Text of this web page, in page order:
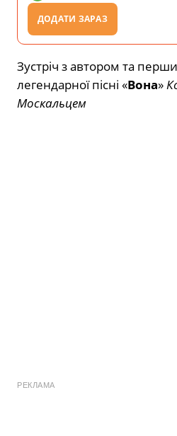
ДОДАТИ ЗАРАЗ
Зустріч з автором та
легендарної пісні «Вона»
Москальцем
РЕКЛАМА